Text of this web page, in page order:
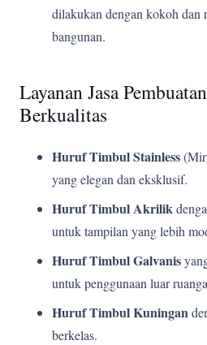
dilakukan dengan kokoh dan
bangunan.
Layanan Jasa
Berkualitas
Huruf Timbul Stainless
yang elegan dan eksklusif.
Huruf Timbul Akrilik
untuk tampilan yang lebih
Huruf Timbul Galvanis
untuk penggunaan luar
Huruf Timbul Kuningan
berkelas.